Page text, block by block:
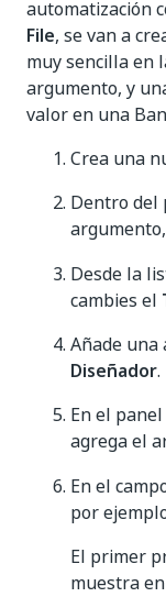
automatización
File, se van a
muy sencilla en
argumento, y
valor en una
Crea una
Dentro del
argumento,
Desde la
cambies el
Añade una
Diseñador.
En el panel
agrega el
En el
por
El primer
muestra